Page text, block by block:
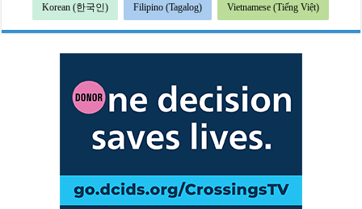
Korean (한국인) Filipino (Tagalog) Vietnamese (Tiếng Việt)